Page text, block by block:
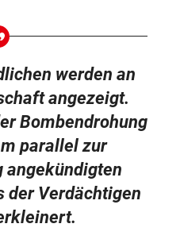
werden an
angezeigt.
Bombendrohung
parallel zur
angekündigten
der Verdächtigen